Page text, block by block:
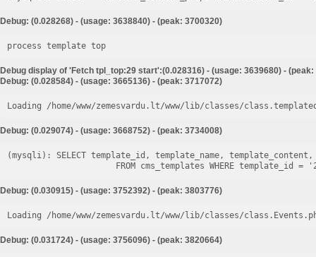
Debug: (0.028268) - (usage: 3638840) - (peak: 3700320)
process template top
Debug display of 'Fetch tpl_top:29 start':(0.028316) - (usage: 3639680) - (peak:
Debug: (0.028584) - (usage: 3665136) - (peak: 3717072)
Loading /home/www/zemesvardu.lt/www/lib/classes/
Debug: (0.029074) - (usage: 3668752) - (peak: 3734008)
(mysqli): SELECT template_id, template_name,
Debug: (0.030915) - (usage: 3752392) - (peak: 3803776)
Loading /home/www/zemesvardu.lt/www/lib/classes/
Debug: (0.031724) - (usage: 3756096) - (peak: 3820664)